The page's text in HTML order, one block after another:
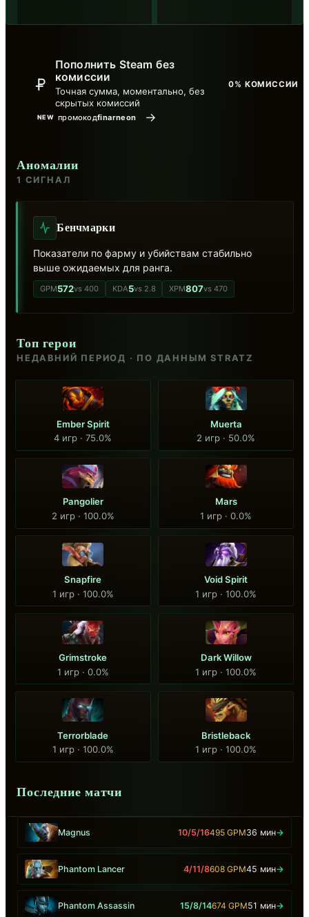
0% КОМИССИИ
NEW промокодfinarneon
Пополнить Steam без
комиссии
Точная сумма, моментально, без
скрытых комиссий
→
Аномалии
1 СИГНАЛ
Бенчмарки
Показатели по фарму и убийствам стабильно
выше ожидаемых для ранга.
GPM572vs 400 KDA5vs 2.8 XPM807vs 470
Топ герои
НЕДАВНИЙ ПЕРИОД · ПО ДАННЫМ STRATZ
Ember Spirit
4 игр · 75.0%
Muerta
2 игр · 50.0%
Pangolier
2 игр · 100.0%
Mars
1 игр · 0.0%
Snapfire
1 игр · 100.0%
Void Spirit
1 игр · 100.0%
Grimstroke
1 игр · 0.0%
Dark Willow
1 игр · 100.0%
Terrorblade
1 игр · 100.0%
Bristleback
1 игр · 100.0%
Последние матчи
Magnus 10/5/16495 GPM36 мин→
Phantom Lancer 4/11/8608 GPM45 мин→
Phantom Assassin 15/8/14674 GPM51 мин→